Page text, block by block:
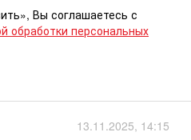
Вы соглашаетесь с
обработки персональных
13.11.2025, 14:15